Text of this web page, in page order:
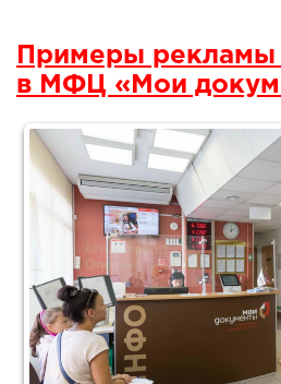
Примеры рекламы
в МФЦ «Мои